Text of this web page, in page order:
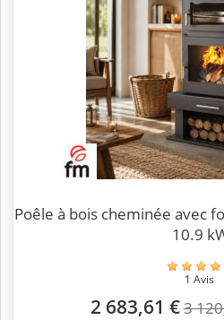
Poêle à bois cheminée avec
10.9
1 Avis
2 683,61 €3